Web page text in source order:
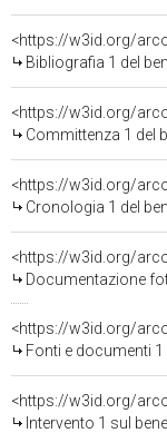
<https://w3id.org/
Bibliografia 1 del
<https://w3id.org/
Committenza 1 del
<https://w3id.org/
Cronologia 1 del
Documentazione
<https://w3id.org/
Fonti e documenti
<https://w3id.org/
Intervento 1 sul